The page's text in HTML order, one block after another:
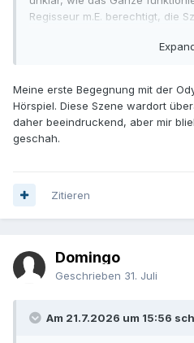
Regisseur m.E. berechtigt, die
Meine erste Begegnung mit der
Hörspiel. Diese Szene wardort
daher beeindruckend, aber mir
geschah.
Zitieren
Domingo
Geschrieben 31. Juli
Am 21.7.2026 um 15:56